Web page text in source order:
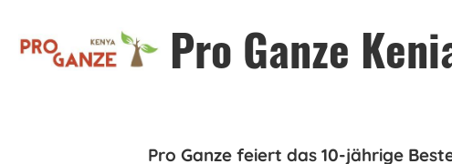
Pro Ganze
Pro Ganze feiert das 10-jährige